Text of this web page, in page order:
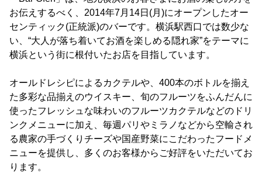
お伝えするべく、2014年7月14日(月)にオープンしたオー
センティック(正統派)のバーです。横浜駅西口では数少な
い、“大人が落ち着いてお酒を楽しめる隠れ家”をテーマに
横浜という街に根付いたお店を目指しています。
オールドレシピによるカクテルや、400本のボトルを揃え
た多彩な品揃えのウイスキー、旬のフルーツをふんだんに
使ったフレッシュな味わいのフルーツカクテルなどのドリ
ンクメニューに加え、毎週パリやミラノなどから空輸され
る農家の手づくりチーズや国産野菜にこだわったフードメ
ニューを提供し、多くのお客様からご好評をいただいてお
ります。